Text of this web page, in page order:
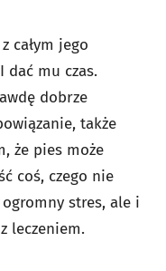
całym jego
dać mu czas.
dobrze
także
że pies może
coś, czego nie
stres, ale i
leczeniem.